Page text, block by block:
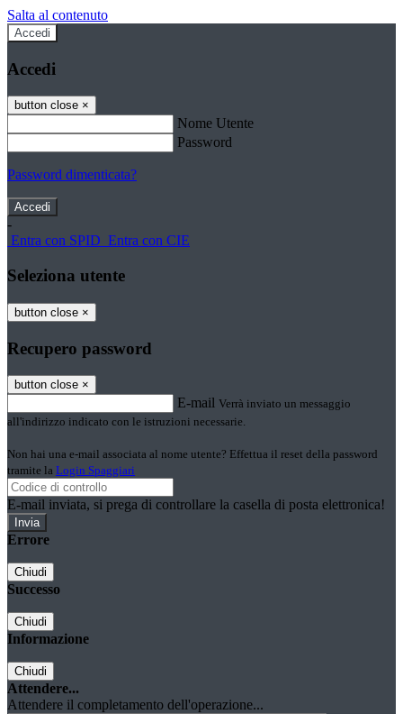
Salta al contenuto
Accedi
Accedi
button close ×
Nome Utente
Password
Password dimenticata?
-
Entra con SPID Entra con CIE
Seleziona utente
button close ×
Recupero password
button close ×
E-mail Verrà inviato un messaggio
all'indirizzo indicato con le istruzioni necessarie.
Non hai una e-mail associata al nome utente? Effettua il reset della password
tramite la Login Spaggiari
E-mail inviata, si prega di controllare la casella di posta elettronica!
Errore
Chiudi
Successo
Chiudi
Informazione
Chiudi
Attendere...
Attendere il completamento dell'operazione...